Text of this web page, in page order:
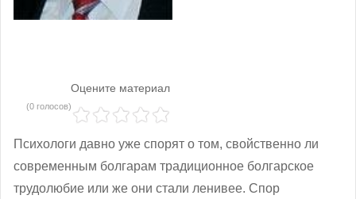
Оцените материал
(0 голосов)
Психологи давно уже спорят о том, свойственно ли
современным болгарам традиционное болгарское
трудолюбие или же они стали ленивее. Спор